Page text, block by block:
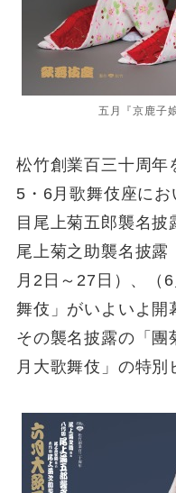
五月『京鹿子
松竹創業百三十周年
5・6月歌舞伎座に
目尾上菊五郎襲名披
尾上菊之助襲名披
月2日～27日）、（
舞伎」がいよいよ開
その襲名披露の「團
月大歌舞伎」の特別